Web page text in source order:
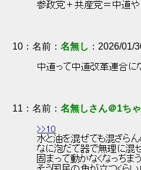
参政党＋共産党＝中道や
10 ： 名無し 2026/01/
中道って中道改革連合に
11 ： 名無しさん＠1ち
>>10
水と油を混ぜても混ざら
なに泡だて器で無理に混
固まって動かなくなっちま